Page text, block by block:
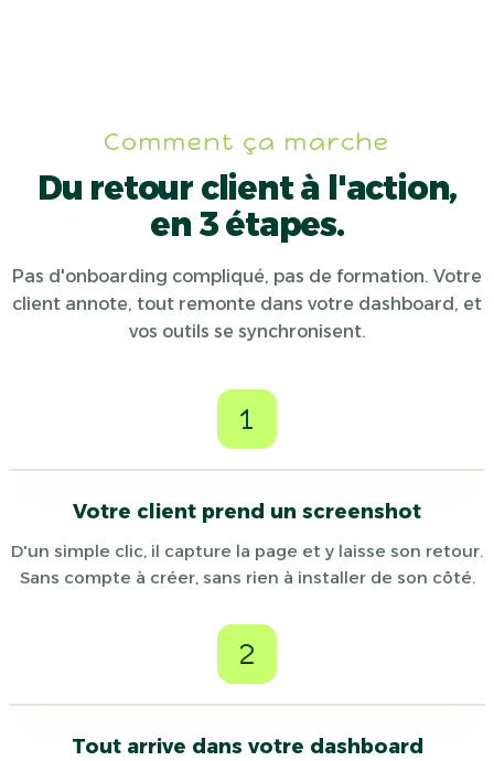
Comment ça marche
Du retour client à l'action,
en 3 étapes.
Pas d'onboarding compliqué, pas de formation. Votre
client annote, tout remonte dans votre dashboard, et
vos outils se synchronisent.
1
Votre client prend un screenshot
D'un simple clic, il capture la page et y laisse son retour.
Sans compte à créer, sans rien à installer de son côté.
2
Tout arrive dans votre dashboard